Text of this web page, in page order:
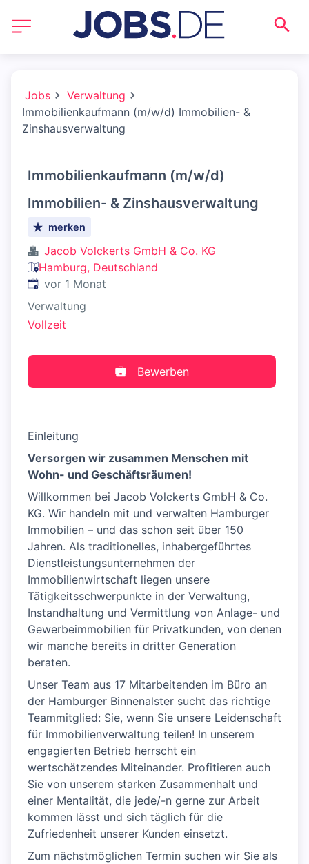
Jobs
Verwaltung
Immobilienkaufmann (m/w/d) Immobilien- &
Zinshausverwaltung
Immobilienkaufmann (m/w/d)
Immobilien- & Zinshausverwaltung
merken
Jacob Volckerts GmbH & Co. KG
Hamburg, Deutschland
Veröffentlicht:
vor 1 Monat
Verwaltung
Vollzeit
Bewerben
Einleitung
Versorgen wir zusammen Menschen mit
Wohn- und Geschäftsräumen!
Willkommen bei Jacob Volckerts GmbH & Co.
KG. Wir handeln mit und verwalten Hamburger
Immobilien – und das schon seit über 150
Jahren. Als traditionelles, inhabergeführtes
Dienstleistungsunternehmen der
Immobilienwirtschaft liegen unsere
Tätigkeitsschwerpunkte in der Verwaltung,
Instandhaltung und Vermittlung von Anlage- und
Gewerbeimmobilien für Privatkunden, von denen
wir manche bereits in dritter Generation
beraten.
Unser Team aus 17 Mitarbeitenden im Büro an
der Hamburger Binnenalster sucht das richtige
Teammitglied: Sie, wenn Sie unsere Leidenschaft
für Immobilienverwaltung teilen! In unserem
engagierten Betrieb herrscht ein
wertschätzendes Miteinander. Profitieren auch
Sie von unserem starken Zusammenhalt und
einer Mentalität, die jede/-n gerne zur Arbeit
kommen lässt und sich täglich für die
Zufriedenheit unserer Kunden einsetzt.
Zum nächstmöglichen Termin suchen wir Sie als